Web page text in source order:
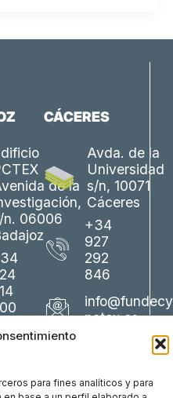
para fines analíticos y para
de la
n. 06006
CÁCERES
Avda. de la
Universidad
s/n, 10071
Cáceres
+34
927
292
846
pctex.es